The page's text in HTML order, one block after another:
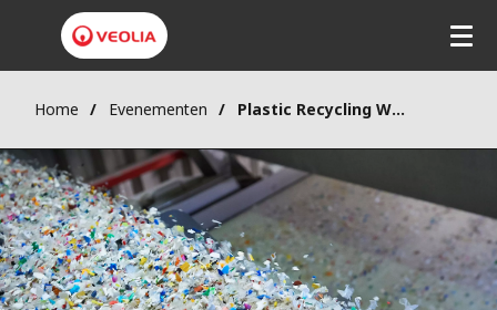
Home Evenementen Plastic Recycling World Expo 2021 op 29 & 30 september in Messe Essen, Duitsland